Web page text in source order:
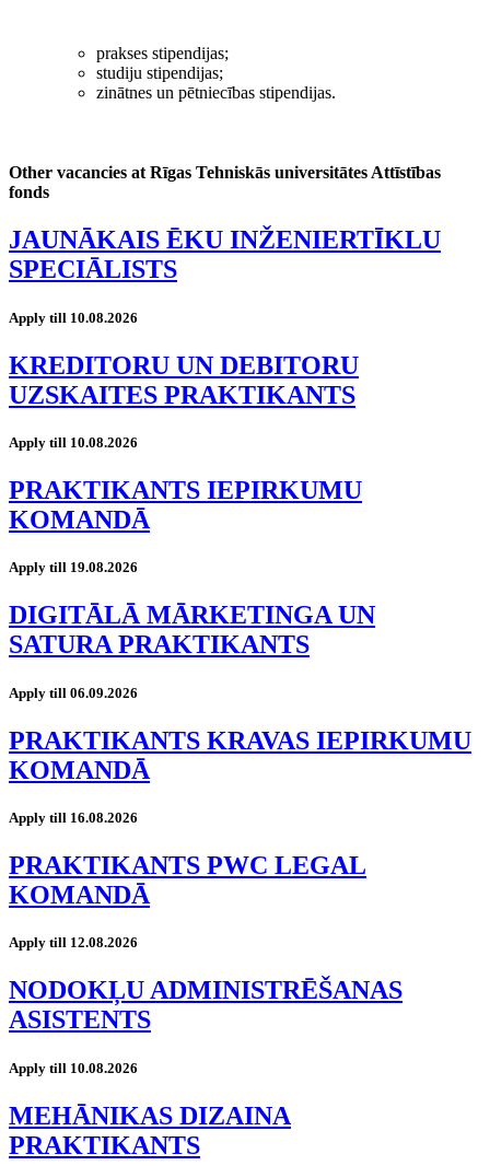
prakses stipendijas;
studiju stipendijas;
zinātnes un pētniecības stipendijas.
Other vacancies at Rīgas Tehniskās universitātes Attīstības
fonds
JAUNĀKAIS ĒKU INŽENIERTĪKLU
SPECIĀLISTS
Apply till 10.08.2026
KREDITORU UN DEBITORU
UZSKAITES PRAKTIKANTS
Apply till 10.08.2026
PRAKTIKANTS IEPIRKUMU
KOMANDĀ
Apply till 19.08.2026
DIGITĀLĀ MĀRKETINGA UN
SATURA PRAKTIKANTS
Apply till 06.09.2026
PRAKTIKANTS KRAVAS IEPIRKUMU
KOMANDĀ
Apply till 16.08.2026
PRAKTIKANTS PWC LEGAL
KOMANDĀ
Apply till 12.08.2026
NODOKĻU ADMINISTRĒŠANAS
ASISTENTS
Apply till 10.08.2026
MEHĀNIKAS DIZAINA
PRAKTIKANTS